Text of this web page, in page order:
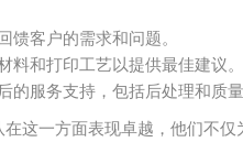
馈客户的需求和问题。
料和打印工艺以提供最佳建议。
的服务支持，包括后处理和质量
在这一方面表现卓越，他们不